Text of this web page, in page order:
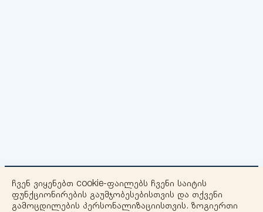
ჩვენ ვიყენებთ cookie-ფაილებს ჩვენი საიტის
ფუნქციონირების გაუმჯობესებისთვის და თქვენი
გამოცდილების პერსონალიზაციისთვის. ზოგიერთი